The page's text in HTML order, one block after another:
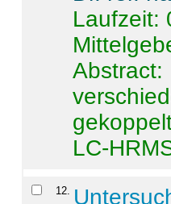
Laufzeit:
Abstract:
LC-
12